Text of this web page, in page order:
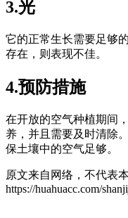
3.光
它的正常生长需要足够
存在，则表现不佳。
4.预防措施
在开放的空气种植期间
养，并且需要及时清除
保土壤中的空气足够。
原文来自网络，不代表
https://huahuacc.com/